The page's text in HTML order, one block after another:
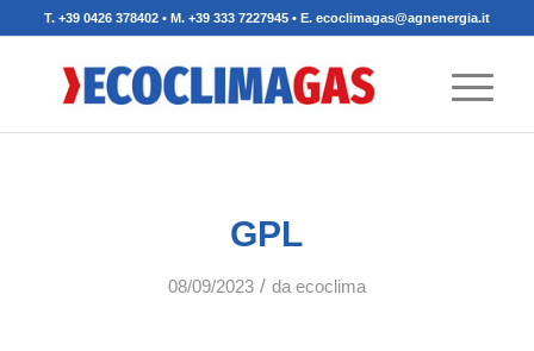
T. +39 0426 378402 • M. +39 333 7227945 • E. ecoclimagas@agnenergia.it
GPL
08/09/2023 / da ecoclima